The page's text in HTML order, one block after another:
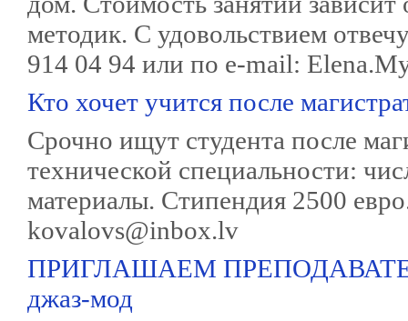
методик. С удовольствием
914 04 94 или по e-mail:
Кто хочет учится после
Срочно ищут студента после
технической специальности:
материалы. Стипендия 2500
kovalovs@inbox.lv
ПРИГЛАШАЕМ ПРЕПОДАВАТЕЛЯ
джаз-мод